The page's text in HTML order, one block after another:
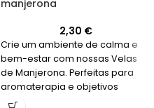
manjerona
2,30 €
Crie um ambiente de calma e
bem-estar com nossas Velas
de Manjerona. Perfeitas para
aromaterapia e objetivos
esotéricos, essas velas de